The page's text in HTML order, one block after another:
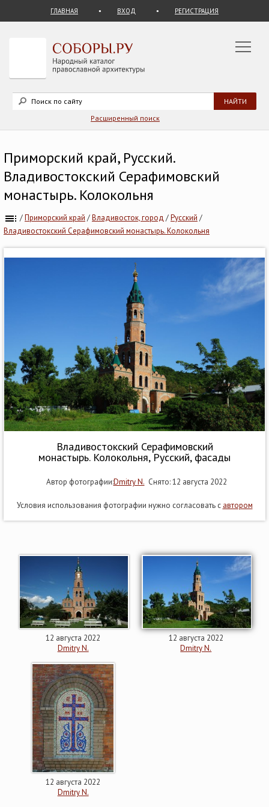
ГЛАВНАЯ ВХОД РЕГИСТРАЦИЯ
Расширенный поиск
Приморский край, Русский.
Владивостокский Серафимовский
монастырь. Колокольня
/Приморский край /Владивосток, город /Русский /
Владивостокский Серафимовский монастырь. Колокольня
Владивостокский Серафимовский
монастырь. Колокольня, Русский, фасады
Автор фотографии:Dmitry N. Снято: 12 августа 2022
Условия использования фотографии нужно согласовать с автором
12 августа 2022
Dmitry N.
12 августа 2022
Dmitry N.
12 августа 2022
Dmitry N.